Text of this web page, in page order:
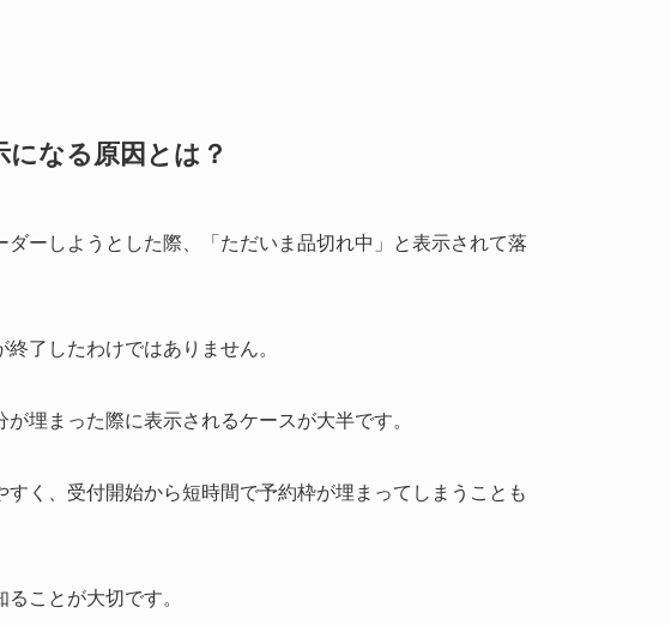
なる原因とは？
ーしようとした際、「ただいま品切れ中」と表示されて落
了したわけではありません。
埋まった際に表示されるケースが大半です。
く、受付開始から短時間で予約枠が埋まってしまうことも
ことが大切です。